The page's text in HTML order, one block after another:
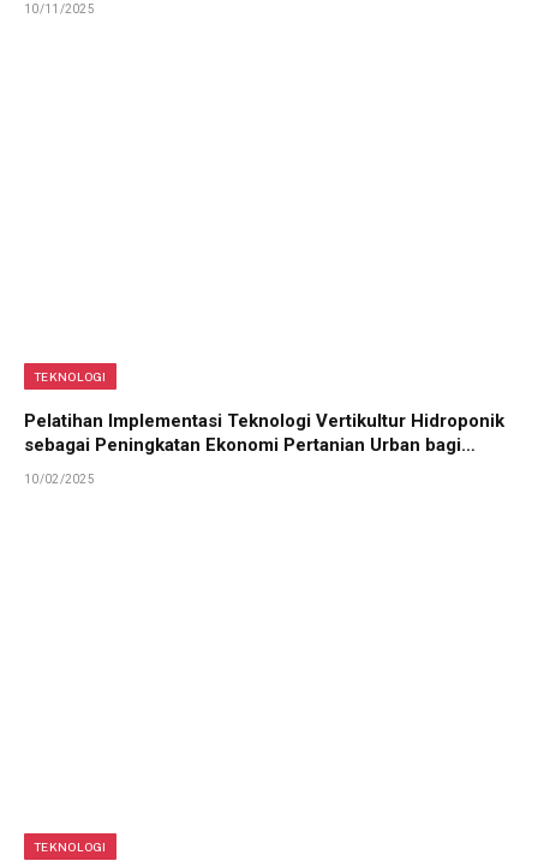
10/11/2025
TEKNOLOGI
Pelatihan Implementasi Teknologi Vertikultur Hidroponik
sebagai Peningkatan Ekonomi Pertanian Urban bagi
Masyarakat Perumahan Calok Giri
10/02/2025
TEKNOLOGI